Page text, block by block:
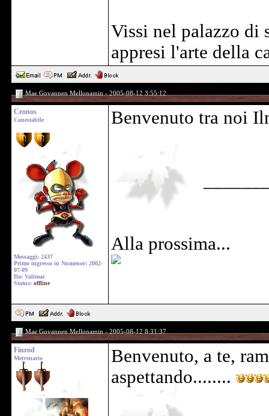
Vissi nel palazzo di
appresi l'arte della
Mae Govannen Mellonamin - 2005-08-12 3:55:12
Cronos
Conestabile
Messaggi: 2437
Primo ingresso in Numenor: 2002-
07-09
Da: Valimar
Status: offline
Benvenuto tra noi
Alla prossima...
Mae Govannen Mellonamin - 2005-08-12 8:31:37
Finrod
Mercenario
Benvenuto, a te,
aspettando........